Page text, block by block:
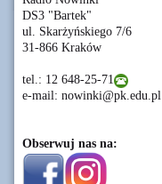
DS3 "Bartek"
ul. Skarżyńskiego 7/6
31-866 Kraków
tel.: 12 648-25-71
e-mail: nowinki@pk.edu.pl
Obserwuj nas na: